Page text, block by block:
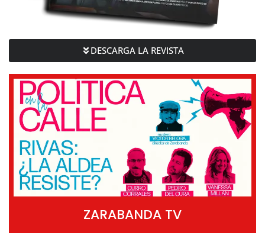
DESCARGA LA REVISTA
ZARABANDA TV